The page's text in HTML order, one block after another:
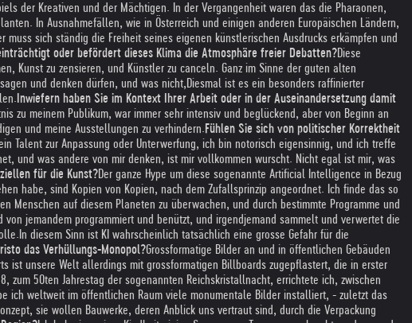
der Kreativen und der Mächtigen. In der Vergangenheit waren das die Pharaonen,
In Ausnahmefällen, wie in Österreich und einigen anderen Europäischen Ländern,
sich ständig die Freiheit seines eigenen künstlerischen Ausdrucks erkämpfen und
oder befördert dieses Klima die Atmosphäre freier Debatten? Diese
Kunst zu zensieren, und Künstler zu canceln. Ganz im Sinne der guten alten
und denken dürfen, und was nicht, Diesmal ist es ein besonders raffinierter
Inwiefern haben Sie im Kontext Ihrer Arbeit oder in der Auseinandersetzung damit
zu meinem Publikum, war immer sehr intensiv und beglückend, aber von Beginn an
und meine Ausstellungen zu verhindern.Fühlen Sie sich von politischer Korrektheit
Talent zur Anpassung oder Unterwerfung, ich bin notorisch eigensinnig, und ich treffe
und was andere von mir denken, ist mir vollkommen wurscht. Nicht egal ist mir, was
für die Kunst? Der ganze Hype um diese sogenannte Artificial Intelligence in Bezug
habe, sind Kopien von Kopien, nach dem Zufallsprinzip angeordnet. Ich finde das so
Menschen auf diesem Planeten zu überwachen, und durch bestimmte Programme und
jemandem programmiert und benützt, und irgendjemand sammelt und verwertet die
In diesem Sinn ist KI wahrscheinlich tatsächlich eine grosse Gefahr für die
das Verhüllungs-Monopol?Grossformatige Bilder an und in öffentlichen Gebäuden
ist unsere Welt allerdings mit grossformatigen Billboards zugepflastert, die in erster
zum 50ten Jahrestag der sogenannten Reichskristallnacht, errichtete ich, zwischen
ich weltweit im öffentlichen Raum viele monumentale Bilder installiert, - zuletzt das
sie wollen Bauwerke, deren Anblick uns vertraut sind, durch die Verpackung